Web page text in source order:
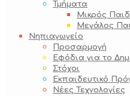
Τμήματα
Μικρός
Μεγάλος
Νηπιαγωγείο
Προσαρμογή
Εφόδια για το
Στόχοι
Εκπαιδευτικό
Νέες Τεχνολογίες